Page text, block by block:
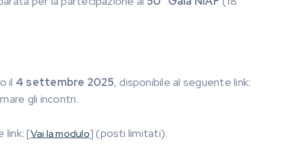
il 4 settembre 2025, disponibile al seguente link:
gli incontri.
link: [Vai la modulo] (posti limitati).